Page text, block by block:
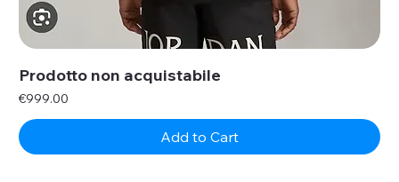
Prodotto non acquistabile
Price
€999.00
Add to Cart